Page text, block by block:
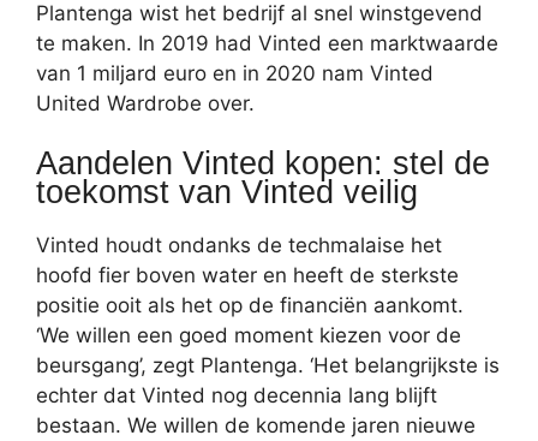
Plantenga wist het bedrijf al snel winstgevend
te maken. In 2019 had Vinted een marktwaarde
van 1 miljard euro en in 2020 nam Vinted
United Wardrobe over.
Aandelen Vinted kopen: stel de
toekomst van Vinted veilig
Vinted houdt ondanks de techmalaise het
hoofd fier boven water en heeft de sterkste
positie ooit als het op de financiën aankomt.
‘We willen een goed moment kiezen voor de
beursgang’, zegt Plantenga. ‘Het belangrijkste is
echter dat Vinted nog decennia lang blijft
bestaan. We willen de komende jaren nieuwe